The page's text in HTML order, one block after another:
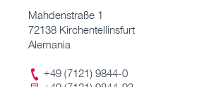
Mahdenstraße 1
72138 Kirchentellinsfurt
Alemania
+49 (7121) 9844-0